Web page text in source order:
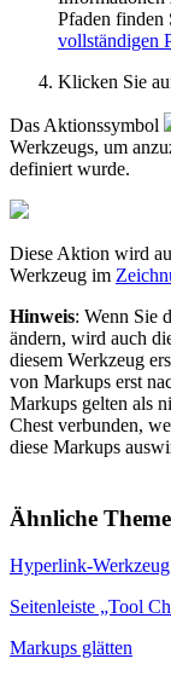
Pfaden finden
vollständigen
Klicken Sie
Das Aktionssymbol
Werkzeugs, um
definiert wurde.
Diese Aktion wird
Werkzeug im
Hinweis: Wenn Sie
ändern, wird auch
diesem Werkzeug
von Markups erst
Markups gelten als
Chest verbunden,
diese Markups
Ähnliche
Hyperlink-Werkzeug
Seitenleiste „Tool
Markups glätten